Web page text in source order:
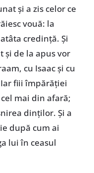
și a zis celor ce
vouă: la
credință. Și
și de la apus vor
cu Isaac și cu
fiii împărăției
mai din afară;
dinților. Și a
după cum ai
lui în ceasul